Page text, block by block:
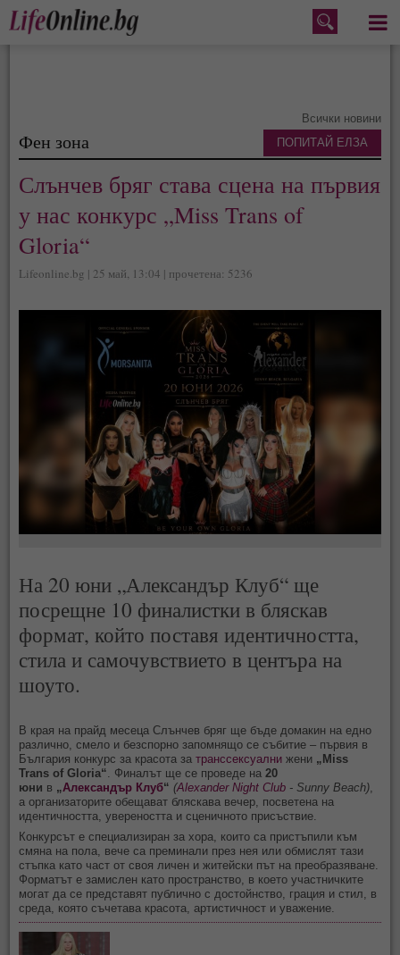
Меню
Всички новини
Фен зона
Слънчев бряг става сцена на първия
у нас конкурс „Miss Trans of
Gloria“
Lifeonline.bg | 25 май, 13:04 | прочетена: 5236
На 20 юни „Александър Клуб“ ще
посрещне 10 финалистки в бляскав
формат, който поставя идентичността,
стила и самочувствието в центъра на
шоуто.
В края на прайд месеца Слънчев бряг ще бъде домакин на едно
различно, смело и безспорно запомнящо се събитие – първия в
България конкурс за красота затранссексуални жени „Miss
Trans of Gloria“ . Финалът ще се проведе на20
юни в „Александър Клуб“(Alexander Night Club - Sunny Beach)
а организаторите обещават бляскава вечер, посветена на
идентичността, увереността и сценичното присъствие.
Конкурсът е специализиран за хора, които са пристъпили към
смяна на пола, вече са преминали през нея или обмислят тази
стъпка като част от своя личен и житейски път на преобразяване.
Форматът е замислен като пространство, в което участничките
могат да се представят публично с достойнство, грация и стил, в
среда, която съчетава красота, артистичност и уважение.
ПОПИТАЙ ЕЛЗА